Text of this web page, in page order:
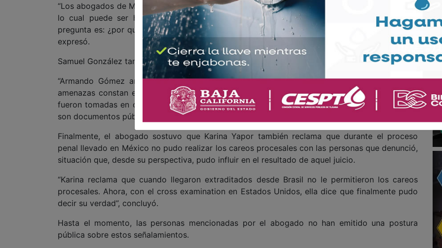
“Los abogados de Miami saben muy bien que el señor Armando Gómez se levantó a increparla,
lo cual puede ser hasta delictivo en Estados Unidos porque es un witness tampering. La
pregunta es: ¿por qué tiene que amenazar a una víctima durante 20 años para que no hable?”,
expresó.
Samuel González también aseguró que las presuntas amenazas se extendieron al hijo de Yapor.
“Armando Gómez amenazó de muerte al hijo de Karina Yapor a través de mensajes. Esas
amenazas constan en la Corte de California y, según el criterio de los jueces de ese estado,
fueron tomadas en consideración para mantener protegida la identidad de las Jane Doe. Esos
son documentos públicos, están en la Corte de California”, afirmó.
Finalmente, el abogado sostuvo que Karina Yapor también reclama que durante el proceso
penal llevado en México no pudo realizar los careos procesales con las personas que denunció,
situación que, desde su perspectiva, pudo influir en el resultado de aquel juicio.
“Karina reclama que cuando llegaron extraditados desde Brasil no le permitieron los careos
procesales. Ahora, con el cross examination en Estados Unidos, ella dice que finalmente pudo
decir su verdad”, concluyó.
Hasta el momento, las personas mencionadas por el abogado no han emitido una postura
pública sobre estos señalamientos.